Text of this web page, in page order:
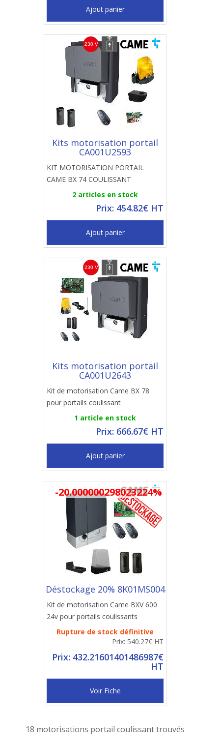
Ajout panier
Kits motorisation portail
CA001U2593
KIT MOTORISATION PORTAIL
CAME BX 74 COULISSANT
2 articles en stock
Prix: 454.82€ HT
Ajout panier
Kits motorisation portail
CA001U2643
Kit de motorisation Came BX 78
pour portails coulissant
1 article en stock
Prix: 666.67€ HT
Ajout panier
-20.000000298023224%
Déstockage 20% 8K01MS004
Kit de motorisation Came BXV 600
24v pour portails coulissants
Rupture de stock définitive
Prix: 540.27€ HT
Prix: 432.21601401486987€
HT
Voir Fiche
18 motorisations portail coulissant trouvés